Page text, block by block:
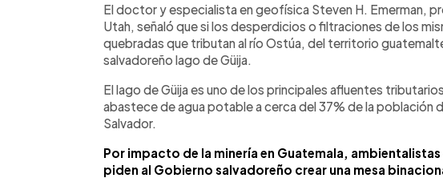
El doctor y especialista en geofísica Steven H. Emerman,
Utah, señaló que si los desperdicios o filtraciones de los
quebradas que tributan al río Ostúa, del territorio
salvadoreño lago de Güija.
El lago de Güija es uno de los principales afluentes
abastece de agua potable a cerca del 37% de la población
Salvador.
Por impacto de la minería en Guatemala,
piden al Gobierno salvadoreño crear una mesa